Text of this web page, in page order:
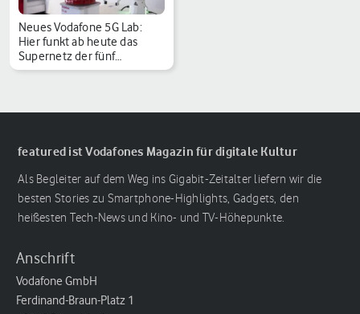
Neues Vodafone 5G Lab:
Hier funkt ab heute das
Supernetz der fünf…
featured ist Vodafones Magazin für digitale Kultur
Als Begleiter auf dem Weg ins Gigabit-Zeitalter liefern wir die
besten Stories zu Smartphone-Highlights, Gadgets, den
heißesten Tech-News und Kino- und TV-Höhepunkte.
Anschrift
Vodafone GmbH
Ferdinand-Braun-Platz 1